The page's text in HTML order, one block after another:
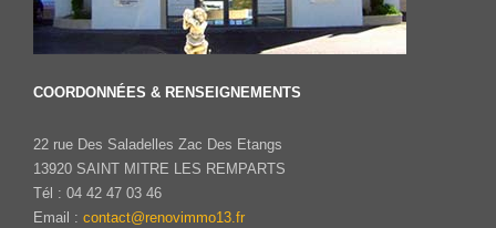
COORDONNÉES & RENSEIGNEMENTS
22 rue Des Saladelles Zac Des Etangs
13920 SAINT MITRE LES REMPARTS
Tél : 04 42 47 03 46
Email : contact@renovimmo13.fr